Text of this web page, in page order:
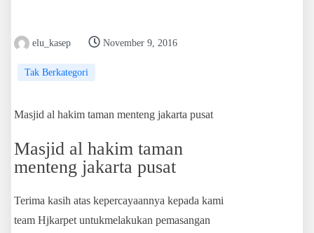
elu_kasep November 9, 2016
Tak Berkategori
Masjid al hakim taman menteng jakarta pusat
Masjid al hakim taman
menteng jakarta pusat
Terima kasih atas kepercayaannya kepada kami
team Hjkarpet untukmelakukan pemasangan